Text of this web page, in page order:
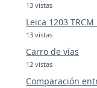
13 vistas
Leica 1203
13 vistas
Carro de vías
12 vistas
Comparación